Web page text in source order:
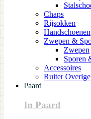
Chaps
Rijsokken
Handschoenen
Zwepen &
Zwepen
Sporen
Accessoires
Ruiter Overige
Paard
In Paard